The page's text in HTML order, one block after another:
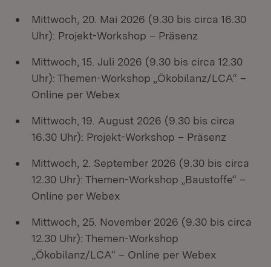
Mittwoch, 20. Mai 2026 (9.30 bis circa 16.30
Uhr): Projekt-Workshop – Präsenz
Mittwoch, 15. Juli 2026 (9.30 bis circa 12.30
Uhr): Themen-Workshop „Ökobilanz/LCA“ –
Online per Webex
Mittwoch, 19. August 2026 (9.30 bis circa
16.30 Uhr): Projekt-Workshop – Präsenz
Mittwoch, 2. September 2026 (9.30 bis circa
12.30 Uhr): Themen-Workshop „Baustoffe“ –
Online per Webex
Mittwoch, 25. November 2026 (9.30 bis circa
12.30 Uhr): Themen-Workshop
„Ökobilanz/LCA“ – Online per Webex